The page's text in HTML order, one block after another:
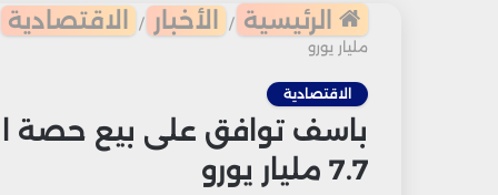
الرئيسية / الأخبار / الاقتصادية
مليار يورو
الاقتصادية
باسف توافق على بيع حصة
7.7 مليار يورو